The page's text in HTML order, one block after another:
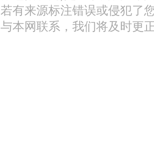
若有来源标注错误或侵犯了
与本网联系，我们将及时更